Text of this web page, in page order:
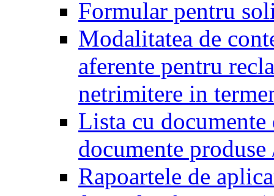
Formular pentru
Modalitatea de
aferente pentru
netrimitere in
Lista cu
documente
Rapoartele de